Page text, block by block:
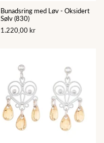
Bunadsring med Løv - Oksidert
Sølv (830)
1.220,00 kr